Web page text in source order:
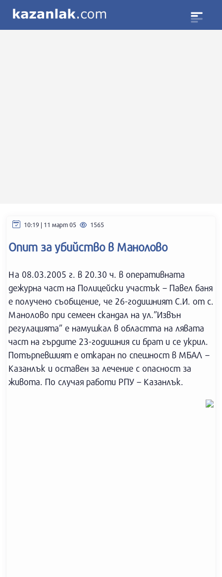
10:19 | 11 март 05 1565
Опит за убийство в Манолово
На 08.03.2005 г. в 20.30 ч. в оперативната
дежурна част на Полицейски участък – Павел баня
е получено съобщение, че 26-годишният С.И. от с.
Манолово при семеен скандал на ул.”Извън
регулацията” е намушкал в областта на лявата
част на гърдите 23-годишния си брат и се укрил.
Потърпевшият е откаран по спешност в МБАЛ –
Казанлък и оставен за лечение с опасност за
живота. По случая работи РПУ – Казанлък.